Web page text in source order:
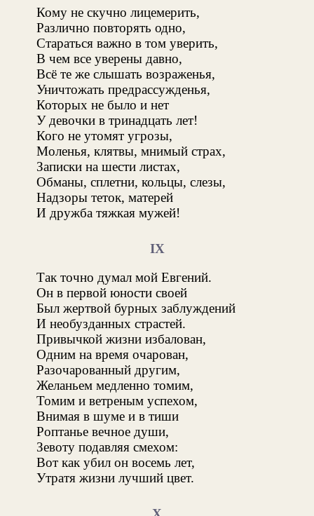
Кому не скучно лицемерить,
Различно повторять одно,
Стараться важно в том уверить,
В чем все уверены давно,
Всё те же слышать возраженья,
Уничтожать предрассужденья,
Которых не было и нет
У девочки в тринадцать лет!
Кого не утомят угрозы,
Моленья, клятвы, мнимый страх,
Записки на шести листах,
Обманы, сплетни, кольцы, слезы,
Надзоры теток, матерей
И дружба тяжкая мужей!
IX
Так точно думал мой Евгений.
Он в первой юности своей
Был жертвой бурных заблуждений
И необузданных страстей.
Привычкой жизни избалован,
Одним на время очарован,
Разочарованный другим,
Желаньем медленно томим,
Томим и ветреным успехом,
Внимая в шуме и в тиши
Роптанье вечное души,
Зевоту подавляя смехом:
Вот как убил он восемь лет,
Утратя жизни лучший цвет.